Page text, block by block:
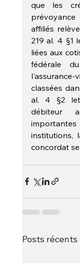
que les
affiliés
219 al. 4 §1
liées aux
fédérale
classées
al. 4 §2
débiteur
institutions,
concordat
Posts récents